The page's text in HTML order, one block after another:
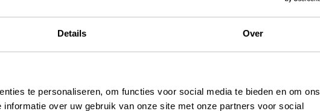
Details Over
te personaliseren, om functies voor social media te bieden en om ons
over uw gebruik van onze site met onze partners voor social